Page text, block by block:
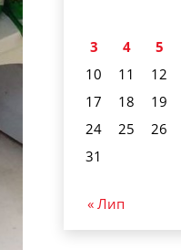
3
4 5
10
11 12
17
18 19
24
25 26
31
« Лип